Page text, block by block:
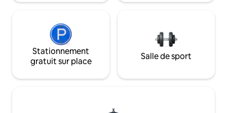
Stationnement
gratuit sur place
Salle de sport